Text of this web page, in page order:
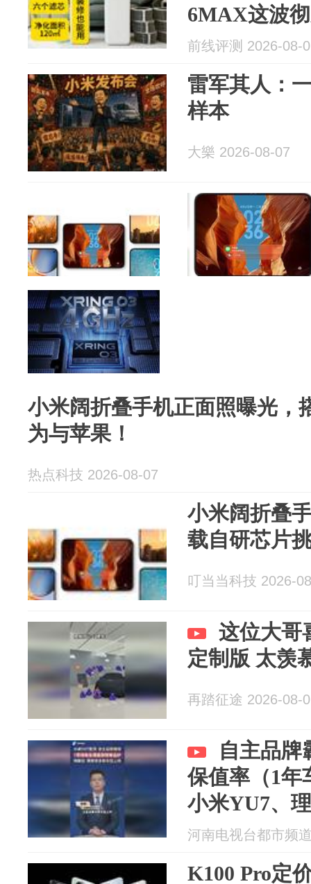
6MAX这波
前线评测 2026-08-
雷军其人：
样本
大樂 2026-08-07
小米阔折叠手机正面照曝光，
为与苹果！
热点科技 2026-08-07
小米阔折叠
载自研芯片
叮当当科技 2026-
这位大哥
定制版 太羡
再踏征途 2026-08-
自主品牌
保值率（1年
小米YU7、
009位居前三
河南电视台都市频
K100 Pro定